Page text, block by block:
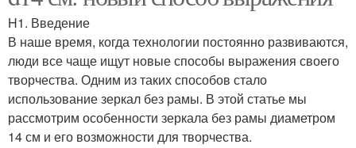
H1. Введение
В наше время, когда технологии постоянно развиваются,
люди все чаще ищут новые способы выражения своего
творчества. Одним из таких способов стало
использование зеркал без рамы. В этой статье мы
рассмотрим особенности зеркала без рамы диаметром
14 см и его возможности для творчества.